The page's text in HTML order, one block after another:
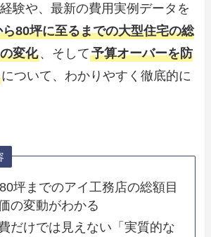
験や、最新の費用実例データを
ら80坪に至るまでの大型住宅の総
変化、そして予算オーバーを防
について、わかりやすく徹底的に
坪までのアイ工務店の総額目
の変動がわかる
だけでは見えない「実質的な